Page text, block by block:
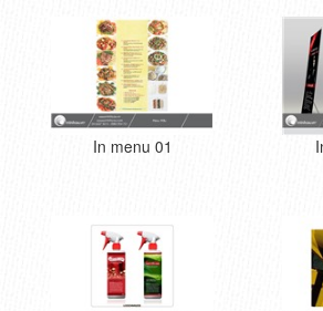
In menu 01